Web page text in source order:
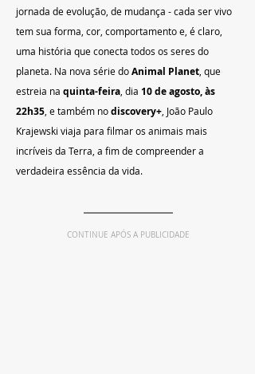
jornada de evolução, de mudança - cada ser vivo
tem sua forma, cor, comportamento e, é claro,
uma história que conecta todos os seres do
planeta. Na nova série do Animal Planet , que
estreia na quinta-feira , dia 10 de agosto, às
22h35 , e também no discovery+ , João Paulo
Krajewski viaja para filmar os animais mais
incríveis da Terra, a fim de compreender a
verdadeira essência da vida.
CONTINUE APÓS A PUBLICIDADE